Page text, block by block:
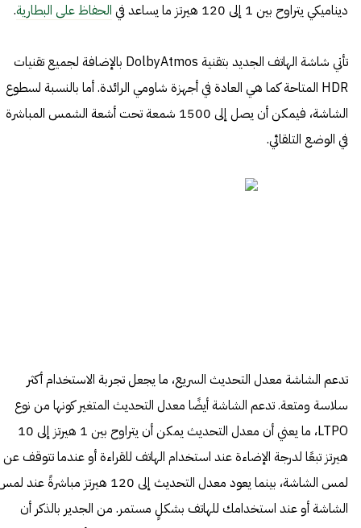
ديناميكي يتراوح بين 1 إلى 120 هيرتز ما يساعد في
الحفاظ على البطارية.
تأتي شاشة الهاتف الجديد بتقنية DolbyAtmos بالإضافة لجميع تقنيات
HDR المتاحة كما هي العادة في أجهزة شاومي الرائدة. أما بالنسبة لسطوع
الشاشة، فيمكن أن يصل إلى 1500 شمعة تحت أشعة الشمس المباشرة
في الوضع التلقائي.
تدعم الشاشة معدل التحديث السريع، ما يجعل تجربة الاستخدام أكثر
سلاسة ومتعة. تدعم الشاشة أيضًا معدل التحديث المتغير كونها من نوع
LTPO، ما يعني أن معدل التحديث يمكن أن يتراوح بين 1 هيرتز إلى 10
هيرتز تبعًا لدرجة الإضاءة عند استخدام الهاتف للقراءة أو عندما تتوقف عن
لمس الشاشة، بينما يعود معدل التحديث إلى 120 هيرتز مباشرةً عند
الشاشة أو عند استخدامك للهاتف بشكلٍ مستمر. من الجدير بالذكر أن